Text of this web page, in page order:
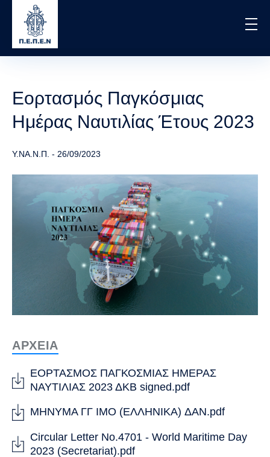
content
Εορτασμός Παγκόσμιας
Ημέρας Ναυτιλίας Έτους 2023
Υ.ΝΑ.Ν.Π. - 26/09/2023
ΑΡΧΕΙΑ
ΕΟΡΤΑΣΜΟΣ ΠΑΓΚΟΣΜΙΑΣ ΗΜΕΡΑΣ
ΝΑΥΤΙΛΙΑΣ 2023 ΔΚΒ signed.pdf
ΜΗΝΥΜΑ ΓΓ IMO (ΕΛΛΗΝΙΚΑ) ΔΑΝ.pdf
Circular Letter No.4701 - World Maritime Day
2023 (Secretariat).pdf